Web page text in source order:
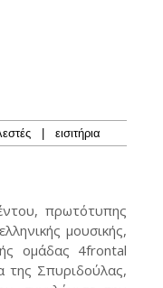
| εισιτήρια
πρωτότυπης
μουσικής,
ομάδας 4frontal
της Σπυριδούλας,